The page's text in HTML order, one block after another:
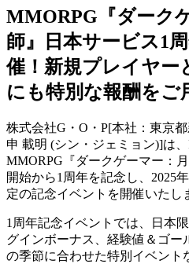
MMORPG『ダーク
師』日本サービス1
催！新規プレイヤー
にも特別な報酬をご
株式会社G・O・P[本社：東京
申 載明 (シン・ジェミョン)]は
MMORPG『ダークゲーマー：
開始から1周年を記念し、2025
定の記念イベントを開催いたし
1周年記念イベントでは、日本
グインボーナス、経験値＆ゴー
の季節に合わせた特別イベント